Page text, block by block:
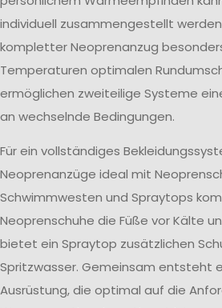
individuell zusammengestellt
kompletter Neoprenanzug
Temperaturen optimalen
ermöglichen zweiteilige Systeme
an wechselnde Bedingungen.
Für ein vollständiges
Neoprenanzüge ideal mit
Schwimmwesten und Spraytops
Neoprenschuhe die Füße vor Kälte
bietet ein Spraytop zusätzlichen
Spritzwasser. Gemeinsam entsteht
Ausrüstung, die optimal auf die